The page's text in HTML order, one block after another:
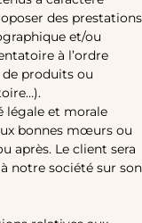
des prestations
et/ou
à l’ordre
produits ou
légale et morale
bonnes mœurs ou
après. Le client sera
notre société sur son